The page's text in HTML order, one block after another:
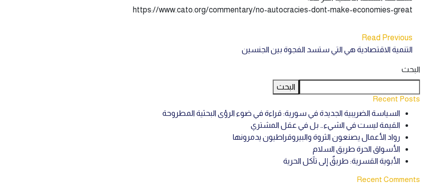
https://www.cato.org/commentary/no-autocracies-dont-make-economies-great
Read Previous
التنمية الاقتصادية هي التي ستسد الفجوة بين الجنسين
البحث
البحث
Recent Posts
السياسة الضريبية الجديدة في سورية: قراءة في ضوء الرؤى البحثية المطروحة
القيمة ليست في الشيء… بل في عقل المشتري
رواد الأعمال يصنعون الثروة والبيروقراطيون يدمرونها
الأسواق الحرة طريق السلام
الأبوية القسرية: طريقٌ إلى تآكل الحرية
Recent Comments